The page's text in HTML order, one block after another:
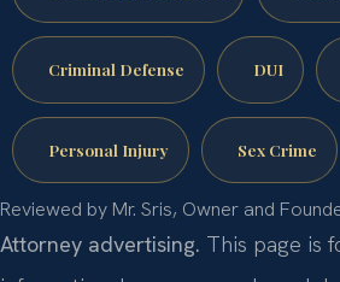
Criminal Defense DUI
Personal Injury Sex Crime
Reviewed by Mr. Sris, Owner and
Attorney advertising. This page is